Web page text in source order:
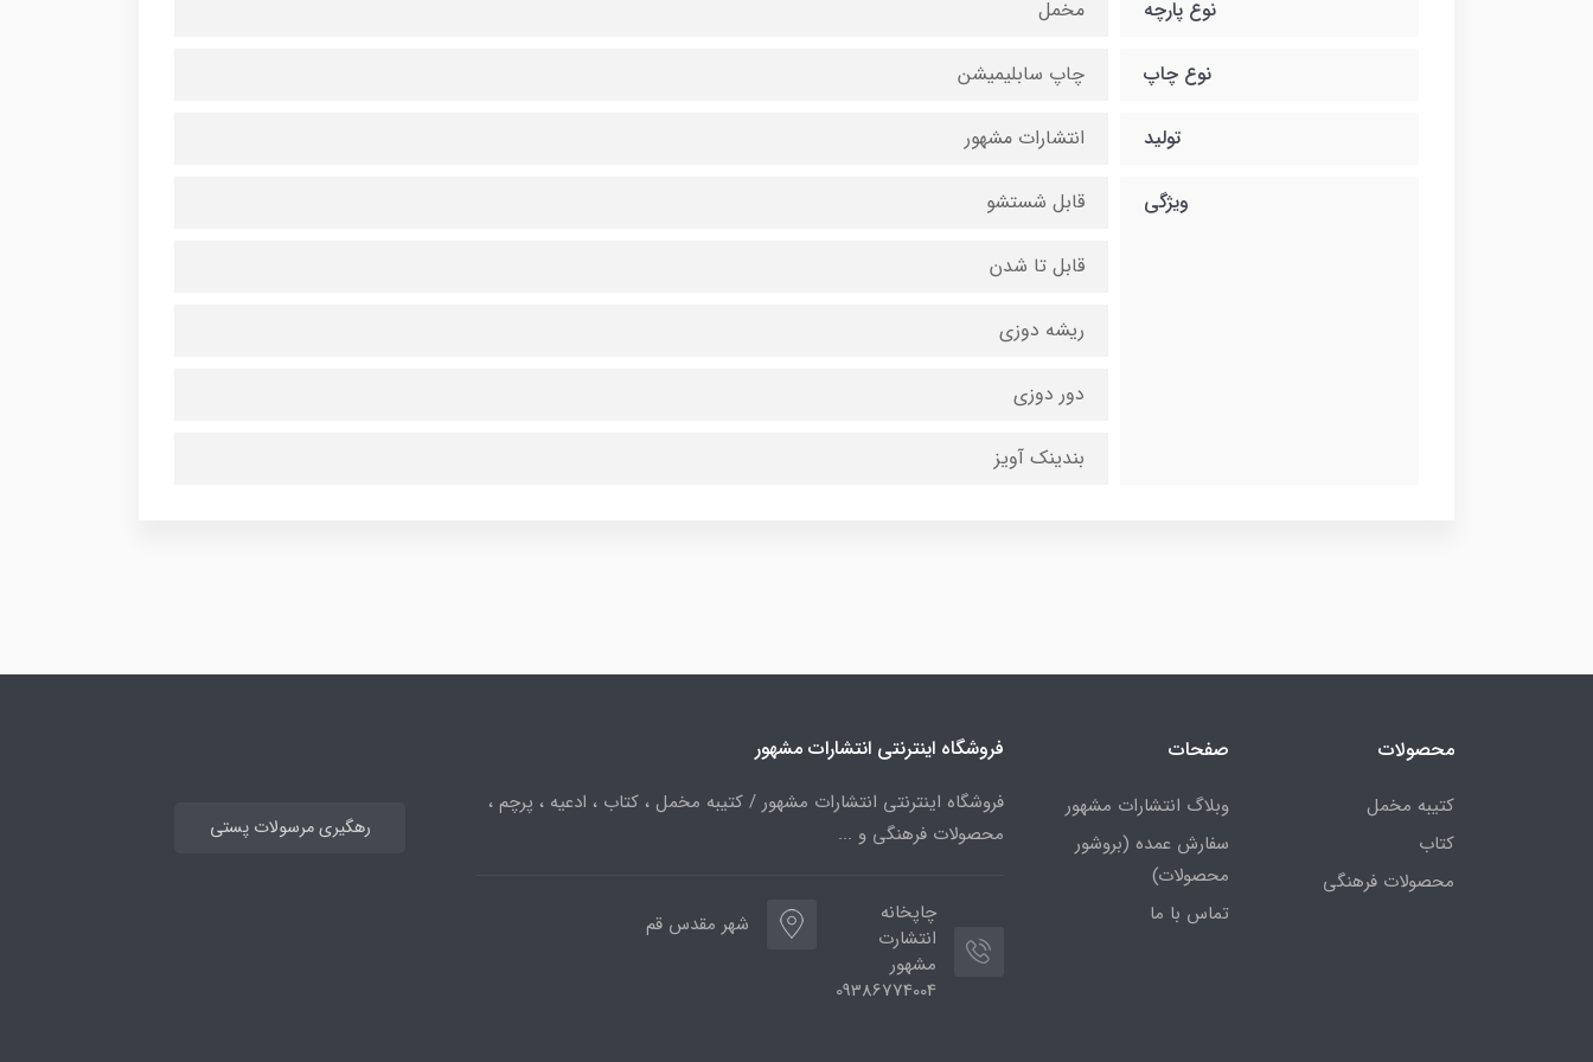
نوع پارچه مخمل
نوع چاپ چاپ سابلیمیشن
تولید انتشارات مشهور
ویژگی قابل شستشو
قابل تا شدن
ریشه دوزی
دور دوزی
بندینک آویز
محصولات
کتیبه مخمل
کتاب
محصولات فرهنگی
صفحات
وبلاگ انتشارات مشهور
سفارش عمده (بروشور
محصولات)
تماس با ما
فروشگاه اینترنتی انتشارات مشهور
فروشگاه اینترنتی انتشارات مشهور / کتیبه مخمل ، کتاب ، ادعیه ، پرچم ،
محصولات فرهنگی و ...
چاپخانه
انتشارت
مشهور
09386774004
شهر مقدس قم
رهگیری مرسولات پستی